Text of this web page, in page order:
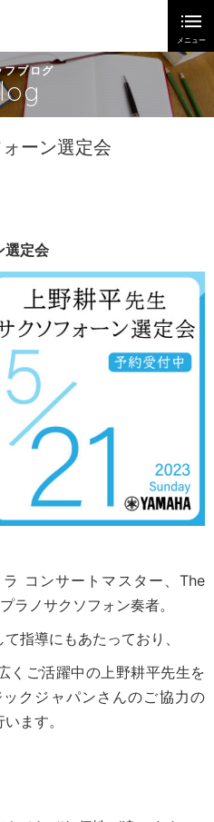
フブログ
ーン選定会
選定会
コンサートマスター、The
ノサクソフォン奏者。
指導にもあたっており、
くご活躍中の上野耕平先生を
クジャパンさんのご協力の
ます。